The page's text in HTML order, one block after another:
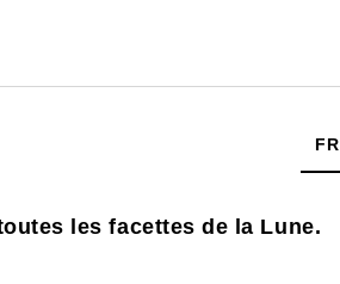
FR
les facettes de la Lune.